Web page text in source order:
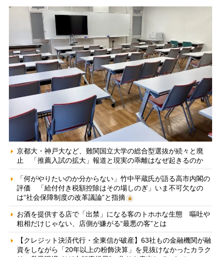
京都大・神戸大など、難関国立大学の総合型選抜が続々と廃
止 「推薦入試の拡大」報道と現実の乖離はなぜ起きるのか
「何がやりたいのか分からない」竹中平蔵氏が語る高市内閣の
評価 「給付付き税額控除はその場しのぎ」いま不可欠なの
は“社会保障制度の改革議論”と指摘
お酒を提供する店で「出禁」になる客のトホホな生態 嘔吐や
粗相だけじゃない、店側が嫌がる“最悪の客”とは
【クレジット決済代行・全東信が破産】63社もの金融機関が融
資をしながら「20年以上の粉飾決算」を見抜けなかったカラク